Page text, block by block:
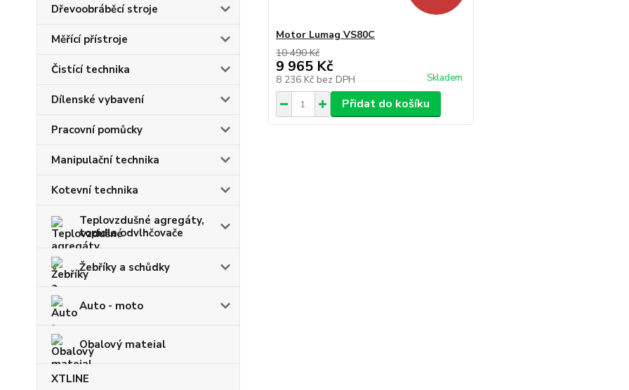
Dřevoobráběcí stroje
Měřící přístroje
Čistící technika
Dílenské vybavení
Pracovní pomůcky
Manipulační technika
Kotevní technika
Teplovzdušné agregáty,
topidla,odvlhčovače
Žebříky a schůdky
Auto - moto
Obalový mateial
XTLINE
Motor Lumag VS80C
10 490 Kč
9 965 Kč
8 236 Kč bez DPH Skladem
Přidat do košíku